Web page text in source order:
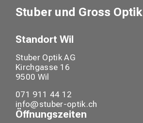
Stuber und Gross Optik
Standort Wil
Stuber Optik AG
Kirchgasse 16
9500 Wil
071 911 44 12
info@stuber-optik.ch
Öffnungszeiten